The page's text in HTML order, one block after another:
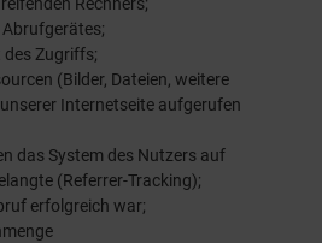
Rechners;
Abrufgerätes;
des Zugriffs;
(Bilder, Dateien, weitere
Internetseite aufgerufen
das System des Nutzers auf
(Referrer-Tracking);
erfolgreich war;